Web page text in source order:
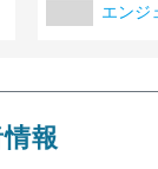
エンジ
報